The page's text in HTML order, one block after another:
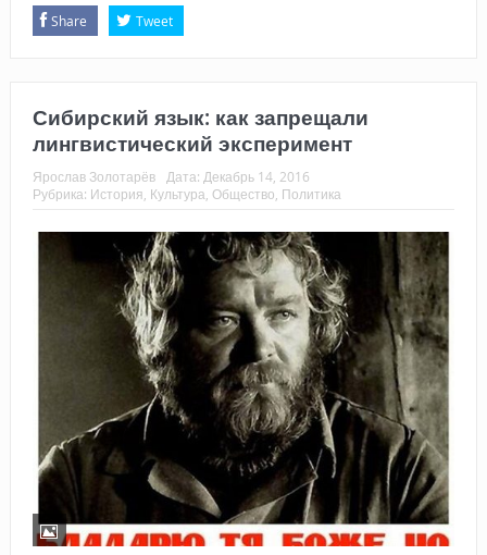
Share Tweet
Сибирский язык: как запрещали
лингвистический эксперимент
Ярослав Золотарёв Дата: Декабрь 14, 2016
Рубрика: История Культура Общество Политика